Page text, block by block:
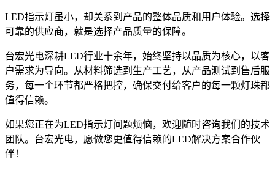
LED指示灯虽小，却关系到产品的整体品质和用户体验。选择
可靠的供应商，就是选择产品质量的保障。
台宏光电深耕LED行业十余年，始终坚持以品质为核心，以客
户需求为导向。从材料筛选到生产工艺，从产品测试到售后服
务，每一个环节都严格把控，确保交付给客户的每一颗灯珠都
值得信赖。
如果您正在为LED指示灯问题烦恼，欢迎随时咨询我们的技术
团队。台宏光电，愿做您更值得信赖的LED解决方案合作伙
伴！